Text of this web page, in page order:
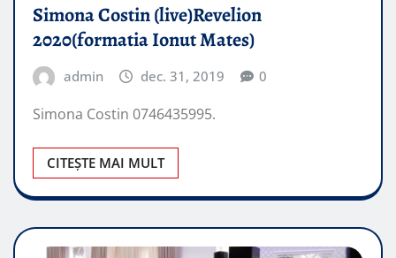
Simona Costin (live)Revelion
2020(formatia Ionut Mates)
admin dec. 31, 2019 0
Simona Costin 0746435995.
CITEȘTE MAI MULT